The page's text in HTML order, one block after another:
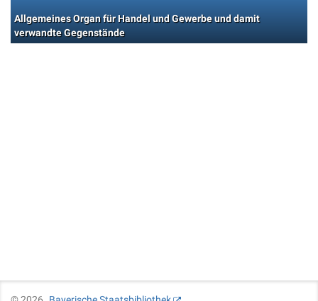
Allgemeines Organ für Handel und Gewerbe und damit
verwandte Gegenstände